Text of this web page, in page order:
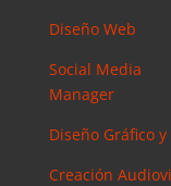
Diseño Web
Social Media
Manager
Diseño Gráfico
Creación